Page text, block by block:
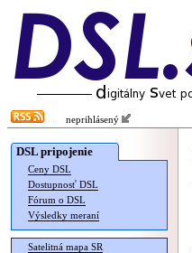
neprihlásený
DSL pripojenie
Ceny DSL
Dostupnosť DSL
Fórum o DSL
Výsledky meraní
Satelitná mapa SR